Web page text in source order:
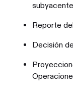
subyacente
Reporte
Decisión